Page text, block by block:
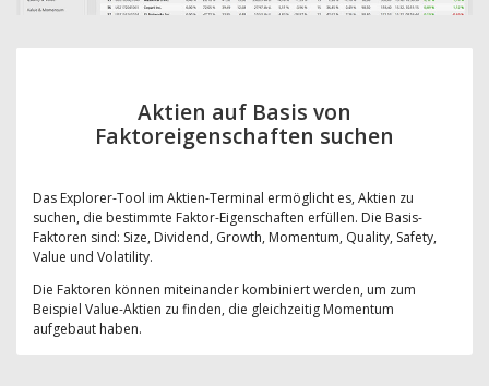
Aktien auf Basis von
Faktoreigenschaften suchen
Das Explorer-Tool im Aktien-Terminal ermöglicht es, Aktien zu
suchen, die bestimmte Faktor-Eigenschaften erfüllen. Die Basis-
Faktoren sind: Size, Dividend, Growth, Momentum, Quality, Safety,
Value und Volatility.
Die Faktoren können miteinander kombiniert werden, um zum
Beispiel Value-Aktien zu finden, die gleichzeitig Momentum
aufgebaut haben.